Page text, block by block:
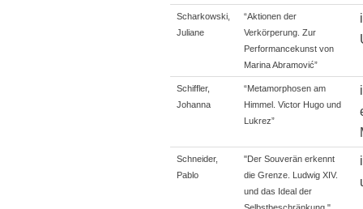
Scharkowski,
Juliane
“Aktionen der
Verkörperung. Zur
Performancekunst von
Marina Abramović”
Schiffler,
Johanna
“Metamorphosen am
Himmel. Victor Hugo und
Lukrez”
Schneider,
Pablo
"Der Souverän erkennt
die Grenze. Ludwig XIV.
und das Ideal der